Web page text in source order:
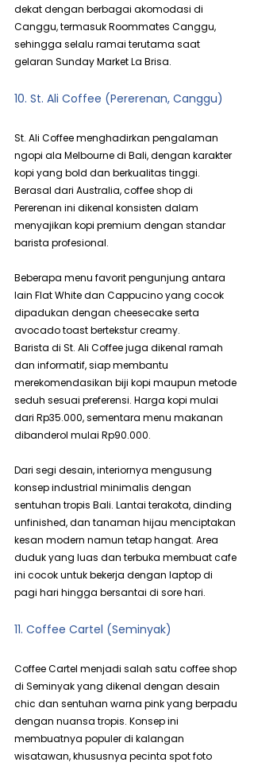
dekat dengan berbagai akomodasi di
Canggu, termasuk Roommates Canggu,
sehingga selalu ramai terutama saat
gelaran Sunday Market La Brisa.
10. St. Ali Coffee (Pererenan, Canggu)
St. Ali Coffee menghadirkan pengalaman
ngopi ala Melbourne di Bali, dengan karakter
kopi yang bold dan berkualitas tinggi.
Berasal dari Australia, coffee shop di
Pererenan ini dikenal konsisten dalam
menyajikan kopi premium dengan standar
barista profesional.
Beberapa menu favorit pengunjung antara
lain Flat White dan Cappucino yang cocok
dipadukan dengan cheesecake serta
avocado toast bertekstur creamy.
Barista di St. Ali Coffee juga dikenal ramah
dan informatif, siap membantu
merekomendasikan biji kopi maupun metode
seduh sesuai preferensi. Harga kopi mulai
dari Rp35.000, sementara menu makanan
dibanderol mulai Rp90.000.
Dari segi desain, interiornya mengusung
konsep industrial minimalis dengan
sentuhan tropis Bali. Lantai terakota, dinding
unfinished, dan tanaman hijau menciptakan
kesan modern namun tetap hangat. Area
duduk yang luas dan terbuka membuat cafe
ini cocok untuk bekerja dengan laptop di
pagi hari hingga bersantai di sore hari.
11. Coffee Cartel (Seminyak)
Coffee Cartel menjadi salah satu coffee shop
di Seminyak yang dikenal dengan desain
chic dan sentuhan warna pink yang berpadu
dengan nuansa tropis. Konsep ini
membuatnya populer di kalangan
wisatawan, khususnya pecinta spot foto